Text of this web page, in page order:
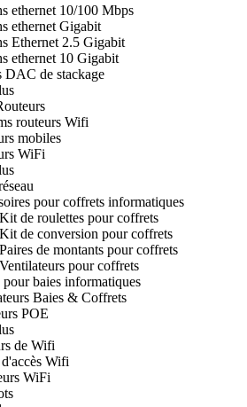
ethernet 10/100 Mbps
ethernet Gigabit
Ethernet 2.5 Gigabit
ethernet 10 Gigabit
DAC de stackage
routeurs Wifi
mobiles
WiFi
pour coffrets informatiques
Kit de roulettes pour coffrets
Kit de conversion pour coffrets
Paires de montants pour coffrets
Ventilateurs pour coffrets
baies informatiques
Baies & Coffrets
POE
de Wifi
Wifi
WiFi